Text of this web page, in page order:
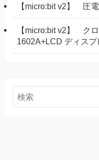
【micro:bit v2】 圧
【micro:bit v2】 ク
1602A+LCD ディス